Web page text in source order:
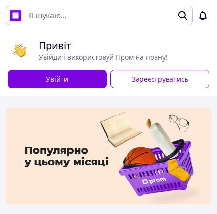
Привіт
Увійди і використовуй Пром на повну!
Увійти Зареєструватись